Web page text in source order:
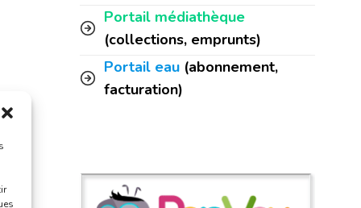
Portail médiathèque
(collections, emprunts)
Portail eau (abonnement,
facturation)